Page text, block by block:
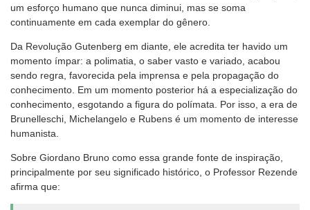
um esforço humano que nunca diminui, mas se soma
continuamente em cada exemplar do gênero.
Da Revolução Gutenberg em diante, ele acredita ter havido um
momento ímpar: a polimatia, o saber vasto e variado, acabou
sendo regra, favorecida pela imprensa e pela propagação do
conhecimento. Em um momento posterior há a especialização do
conhecimento, esgotando a figura do polímata. Por isso, a era de
Brunelleschi, Michelangelo e Rubens é um momento de interesse
humanista.
Sobre Giordano Bruno como essa grande fonte de inspiração,
principalmente por seu significado histórico, o Professor Rezende
afirma que: